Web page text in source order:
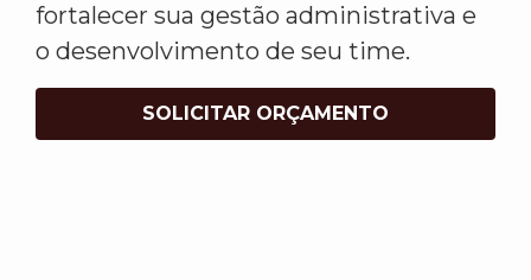
fortalecer sua gestão administrativa e
o desenvolvimento de seu time.
SOLICITAR ORÇAMENTO